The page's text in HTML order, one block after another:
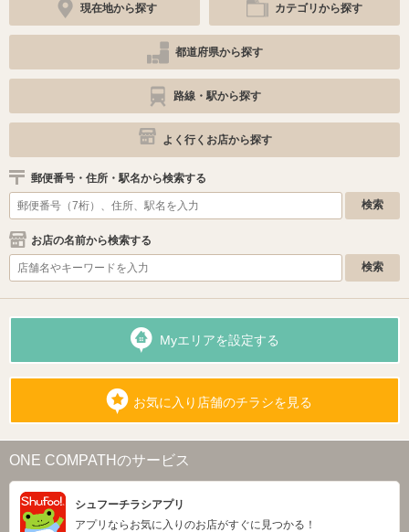
現在地から探す カテゴリから探す
都道府県から探す
路線・駅から探す
よく行くお店から探す
郵便番号・住所・駅名から検索する
お店の名前から検索する
Myエリアを設定する
お気に入り店舗のチラシを見る
ONE COMPATHのサービス
シュフーチラシアプリ
アプリならお気に入りのお店がすぐに見つかる！